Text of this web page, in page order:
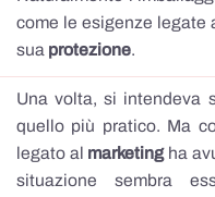
come le esigenze legate
sua protezione.
Una volta, si intendeva
quello più pratico. Ma
legato al marketingha
situazione sembra